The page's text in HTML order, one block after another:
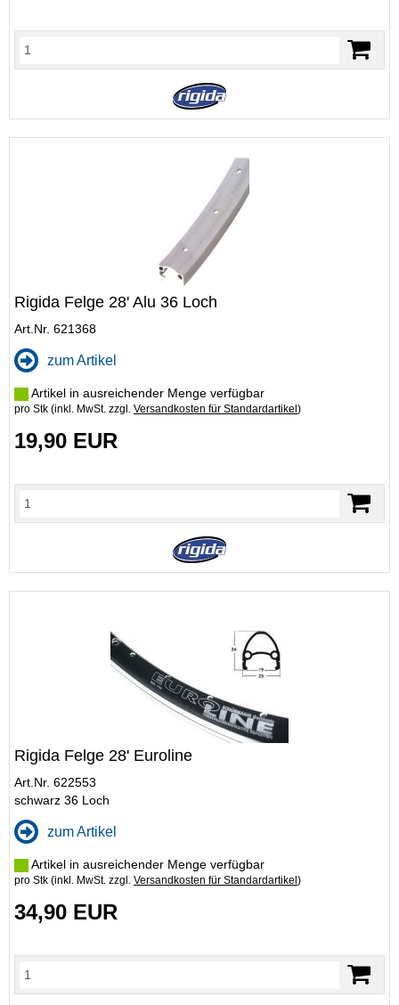
Rigida Felge 28' Alu 36 Loch
Art.Nr. 621368
zum Artikel
Artikel in ausreichender Menge verfügbar
pro Stk (inkl. MwSt. zzgl. Versandkosten für Standardartikel )
19,90 EUR
Rigida Felge 28' Euroline
Art.Nr. 622553
schwarz 36 Loch
zum Artikel
Artikel in ausreichender Menge verfügbar
pro Stk (inkl. MwSt. zzgl. Versandkosten für Standardartikel )
34,90 EUR